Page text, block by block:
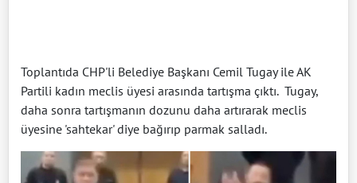
Toplantıda CHP'li Belediye Başkanı Cemil Tugay ile AK
Partili kadın meclis üyesi arasında tartışma çıktı. Tugay,
daha sonra tartışmanın dozunu daha artırarak meclis
üyesine 'sahtekar' diye bağırıp parmak salladı.